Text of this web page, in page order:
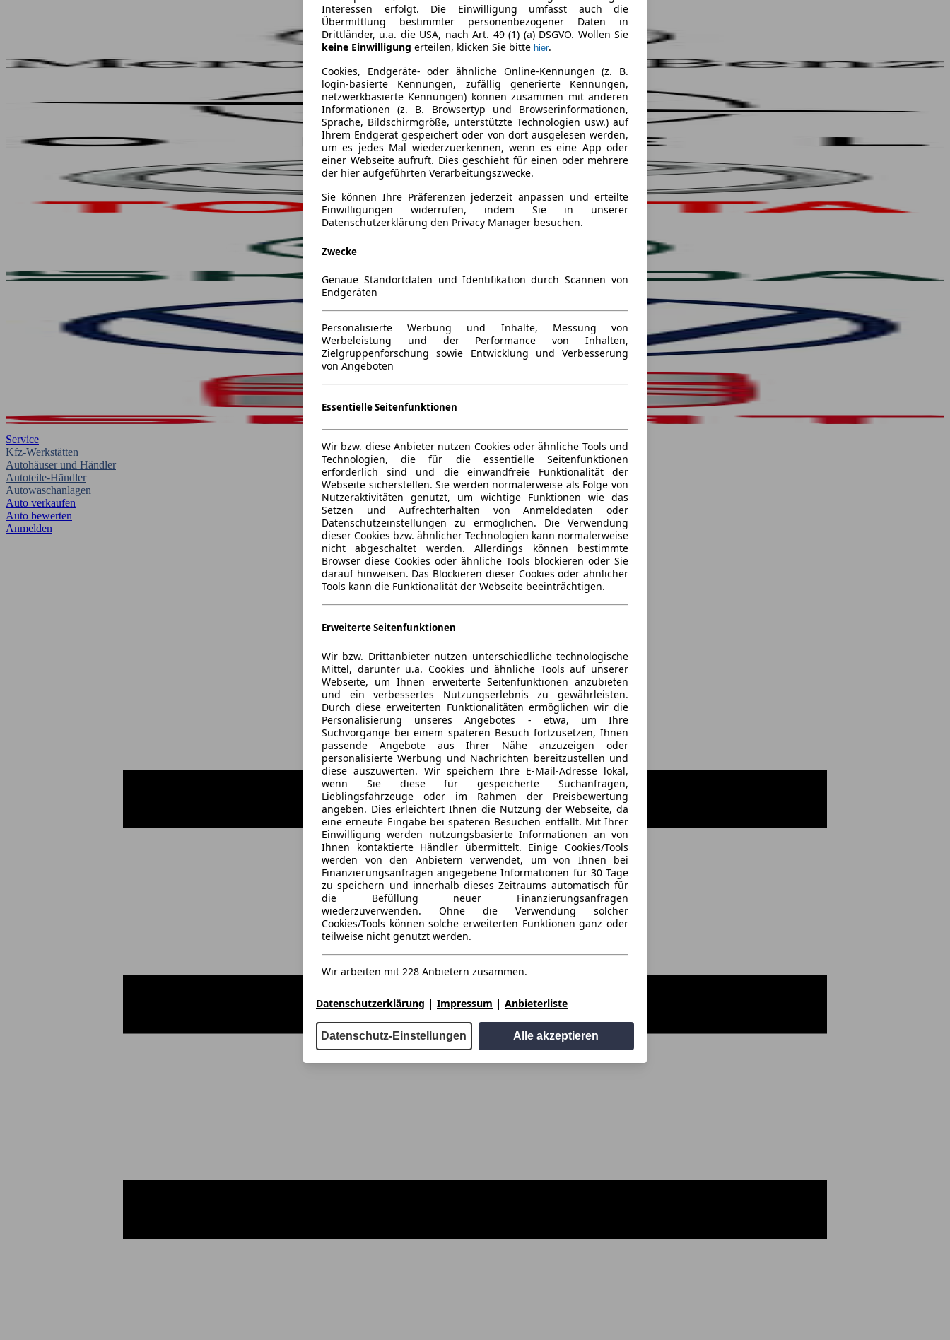
Service
Kfz-Werkstätten
Autohäuser und Händler
Autoteile-Händler
Autowaschanlagen
Auto verkaufen
Auto bewerten
Anmelden
Interessen erfolgt. Die Einwilligung umfasst auch die
Übermittlung bestimmter personenbezogener Daten in
Drittländer, u.a. die USA, nach Art. 49 (1) (a) DSGVO. Wollen Sie
keine Einwilligung erteilen, klicken Sie bitte hier.
Cookies, Endgeräte- oder ähnliche Online-Kennungen (z. B.
login-basierte Kennungen, zufällig generierte Kennungen,
netzwerkbasierte Kennungen) können zusammen mit anderen
Informationen (z. B. Browsertyp und Browserinformationen,
Sprache, Bildschirmgröße, unterstützte Technologien usw.) auf
Ihrem Endgerät gespeichert oder von dort ausgelesen werden,
um es jedes Mal wiederzuerkennen, wenn es eine App oder
einer Webseite aufruft. Dies geschieht für einen oder mehrere
der hier aufgeführten Verarbeitungszwecke.
Sie können Ihre Präferenzen jederzeit anpassen und erteilte
Einwilligungen widerrufen, indem Sie in unserer
Datenschutzerklärung den Privacy Manager besuchen.
Zwecke
Genaue Standortdaten und Identifikation durch Scannen von
Endgeräten
Personalisierte Werbung und Inhalte, Messung von
Werbeleistung und der Performance von Inhalten,
Zielgruppenforschung sowie Entwicklung und Verbesserung
von Angeboten
Essentielle Seitenfunktionen
Wir bzw. diese Anbieter nutzen Cookies oder ähnliche Tools und
Technologien, die für die essentielle Seitenfunktionen
erforderlich sind und die einwandfreie Funktionalität der
Webseite sicherstellen. Sie werden normalerweise als Folge von
Nutzeraktivitäten genutzt, um wichtige Funktionen wie das
Setzen und Aufrechterhalten von Anmeldedaten oder
Datenschutzeinstellungen zu ermöglichen. Die Verwendung
dieser Cookies bzw. ähnlicher Technologien kann normalerweise
nicht abgeschaltet werden. Allerdings können bestimmte
Browser diese Cookies oder ähnliche Tools blockieren oder Sie
darauf hinweisen. Das Blockieren dieser Cookies oder ähnlicher
Tools kann die Funktionalität der Webseite beeinträchtigen.
Erweiterte Seitenfunktionen
Wir bzw. Drittanbieter nutzen unterschiedliche technologische
Mittel, darunter u.a. Cookies und ähnliche Tools auf unserer
Webseite, um Ihnen erweiterte Seitenfunktionen anzubieten
und ein verbessertes Nutzungserlebnis zu gewährleisten.
Durch diese erweiterten Funktionalitäten ermöglichen wir die
Personalisierung unseres Angebotes - etwa, um Ihre
Suchvorgänge bei einem späteren Besuch fortzusetzen, Ihnen
passende Angebote aus Ihrer Nähe anzuzeigen oder
personalisierte Werbung und Nachrichten bereitzustellen und
diese auszuwerten. Wir speichern Ihre E-Mail-Adresse lokal,
wenn Sie diese für gespeicherte Suchanfragen,
Lieblingsfahrzeuge oder im Rahmen der Preisbewertung
angeben. Dies erleichtert Ihnen die Nutzung der Webseite, da
eine erneute Eingabe bei späteren Besuchen entfällt. Mit Ihrer
Einwilligung werden nutzungsbasierte Informationen an von
Ihnen kontaktierte Händler übermittelt. Einige Cookies/Tools
werden von den Anbietern verwendet, um von Ihnen bei
Finanzierungsanfragen angegebene Informationen für 30 Tage
zu speichern und innerhalb dieses Zeitraums automatisch für
die Befüllung neuer Finanzierungsanfragen
wiederzuverwenden. Ohne die Verwendung solcher
Cookies/Tools können solche erweiterten Funktionen ganz oder
teilweise nicht genutzt werden.
Wir arbeiten mit 228 Anbietern zusammen.
Datenschutzerklärung | Impressum | Anbieterliste
Datenschutz-Einstellungen Alle akzeptieren